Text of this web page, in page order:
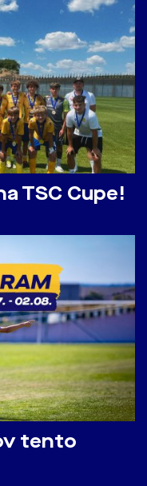
TSC Cupe!
tento